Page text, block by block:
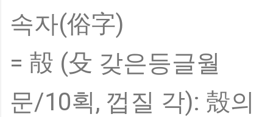
속자(俗字)
= 㱿 (殳 갖은등글월
문/10획, 껍질 각): 殼의